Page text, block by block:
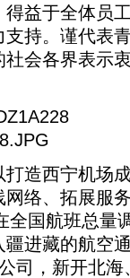
益于全体员
持。谨代表
会各界表示
造西宁机场
络、拓展服
全国航班总量
进藏的航空
司，新开北